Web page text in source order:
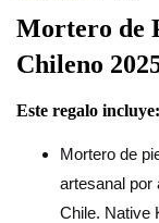
Mortero de
Chileno
Este regalo incluye:
Mortero de
artesanal por
Chile. Native